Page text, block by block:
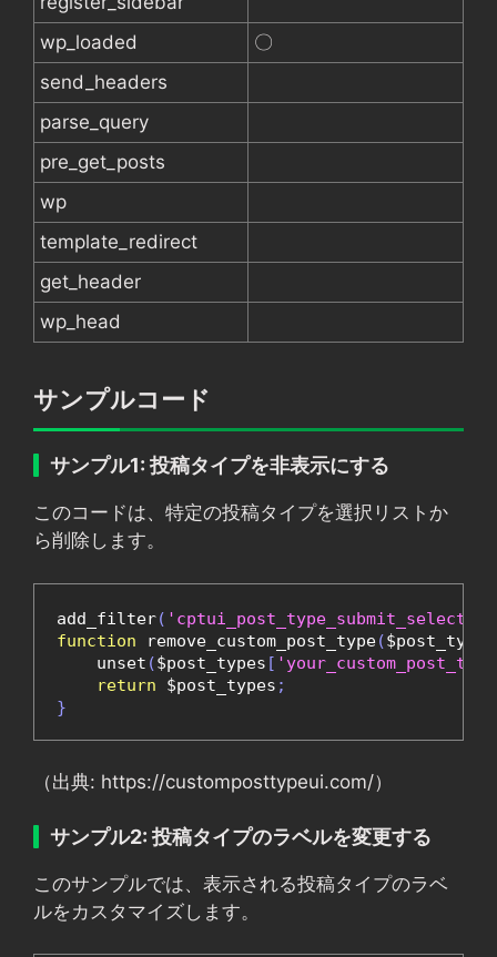
wp_loaded
〇
send_headers
parse_query
pre_get_posts
wp
template_redirect
get_header
wp_head
サンプルコード
サンプル1: 投稿タイプを非表示にする
このコードは、特定の投稿タイプを選択リストか
ら削除します。
add_filter( 'cptui_post_type_submit_select'
function remove_custom_post_type($post_types
    unset
($post_types [
return $post_types ;
}
（出典: https://customposttypeui.com/）
サンプル2: 投稿タイプのラベルを変更する
このサンプルでは、表示される投稿タイプのラベ
ルをカスタマイズします。